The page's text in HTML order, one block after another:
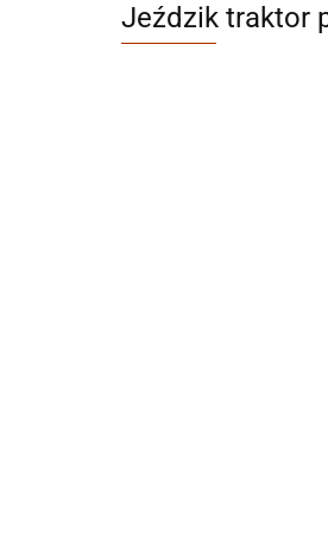
Jeździk traktor